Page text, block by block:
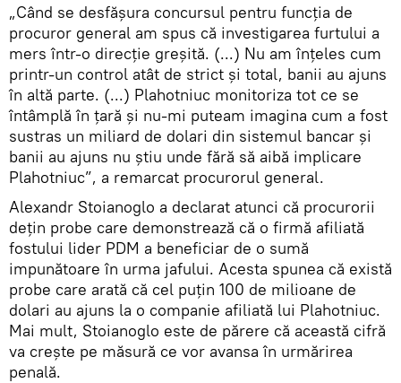
„Când se desfășura concursul pentru funcția de
procuror general am spus că investigarea furtului a
mers într-o direcție greșită. (...) Nu am înțeles cum
printr-un control atât de strict și total, banii au ajuns
în altă parte. (...) Plahotniuc monitoriza tot ce se
întâmplă în țară și nu-mi puteam imagina cum a fost
sustras un miliard de dolari din sistemul bancar și
banii au ajuns nu știu unde fără să aibă implicare
Plahotniuc”, a remarcat procurorul general.
Alexandr Stoianoglo a declarat atunci că procurorii
dețin probe care demonstrează că o firmă afiliată
fostului lider PDM a beneficiar de o sumă
impunătoare în urma jafului. Acesta spunea că există
probe care arată că cel puțin 100 de milioane de
dolari au ajuns la o companie afiliată lui Plahotniuc.
Mai mult, Stoianoglo este de părere că această cifră
va crește pe măsură ce vor avansa în urmărirea
penală.